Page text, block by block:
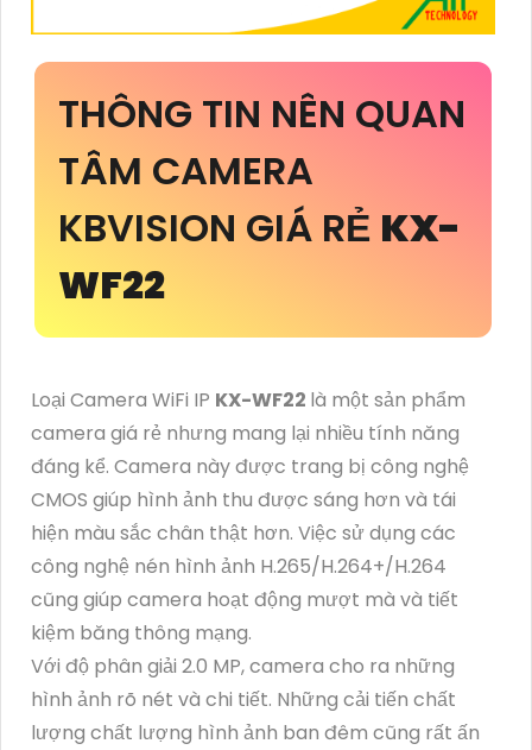
THÔNG TIN NÊN QUAN
TÂM CAMERA
KBVISION GIÁ RẺ KX-
WF22
Loại Camera WiFi IP KX-WF22 là một sản phẩm
camera giá rẻ nhưng mang lại nhiều tính năng
đáng kể. Camera này được trang bị công nghệ
CMOS giúp hình ảnh thu được sáng hơn và tái
hiện màu sắc chân thật hơn. Việc sử dụng các
công nghệ nén hình ảnh H.265/H.264+/H.264
cũng giúp camera hoạt động mượt mà và tiết
kiệm băng thông mạng.
Với độ phân giải 2.0 MP, camera cho ra những
hình ảnh rõ nét và chi tiết. Những cải tiến chất
lượng chất lượng hình ảnh ban đêm cũng rất ấn